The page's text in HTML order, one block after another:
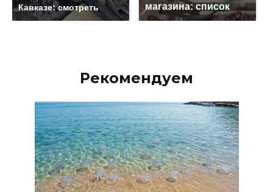
Кавказе: смотреть
магазина: список
Рекомендуем